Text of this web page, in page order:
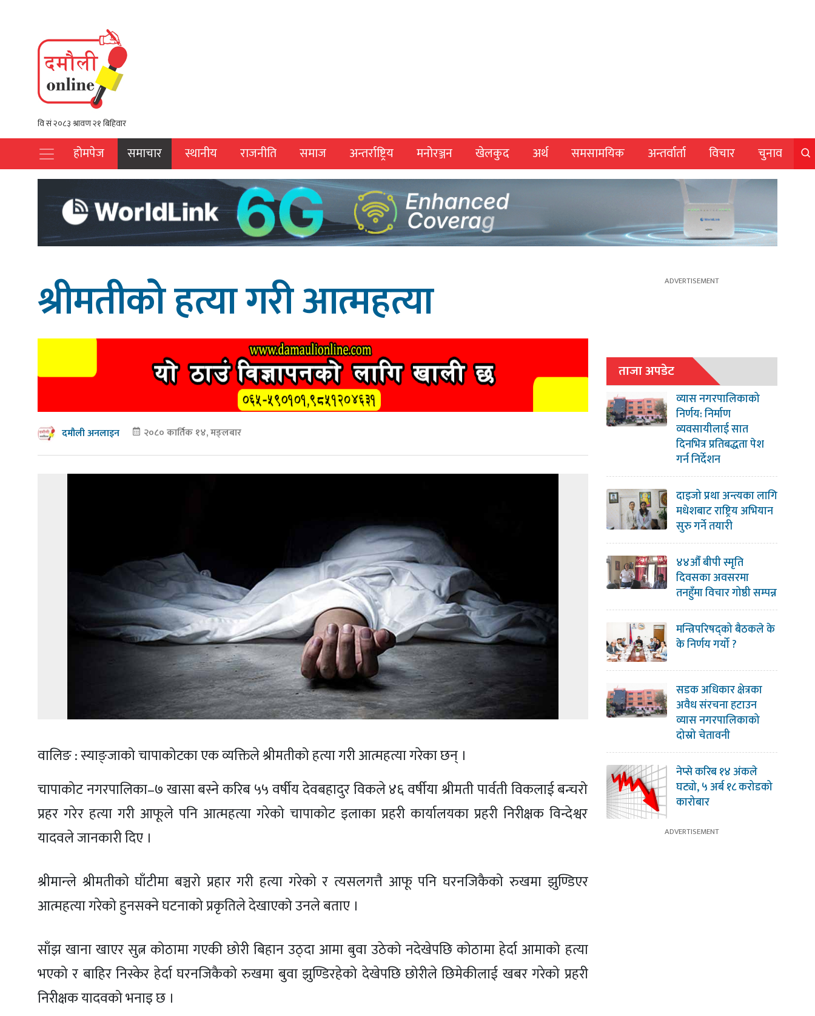
होमपेज समाचार स्थानीय राजनीति समाज अन्तर्राष्ट्रिय मनोरञ्जन खेलकुद अर्थ समसामयिक अन्तर्वार्ता विचार चुनाव
श्रीमतीको हत्या गरी आत्महत्या
दमौली अनलाइन २०८० कार्तिक १४, मङ्लबार
वालिङ : स्याङ्जाको चापाकोटका एक व्यक्तिले श्रीमतीको हत्या गरी आत्महत्या गरेका छन् ।
चापाकोट नगरपालिका–७ खासा बस्ने करिब ५५ वर्षीय देवबहादुर विकले ४६ वर्षीया श्रीमती पार्वती विकलाई बन्चरो
प्रहर गरेर हत्या गरी आफूले पनि आत्महत्या गरेको चापाकोट इलाका प्रहरी कार्यालयका प्रहरी निरीक्षक विन्देश्वर
यादवले जानकारी दिए ।
श्रीमान्ले श्रीमतीको घाँटीमा बञ्चरो प्रहार गरी हत्या गरेको र त्यसलगत्तै आफू पनि घरनजिकैको रुखमा झुण्डिएर
आत्महत्या गरेको हुनसक्ने घटनाको प्रकृतिले देखाएको उनले बताए ।
साँझ खाना खाएर सुत्न कोठामा गएकी छोरी बिहान उठ्दा आमा बुवा उठेको नदेखेपछि कोठामा हेर्दा आमाको हत्या
भएको र बाहिर निस्केर हेर्दा घरनजिकैको रुखमा बुवा झुण्डिरहेको देखेपछि छोरीले छिमेकीलाई खबर गरेको प्रहरी
निरीक्षक यादवको भनाइ छ ।
ताजा अपडेट
व्यास नगरपालिकाको
निर्णय: निर्माण
व्यवसायीलाई सात
दिनभित्र प्रतिबद्धता पेश
गर्न निर्देशन
दाइजो प्रथा अन्त्यका लागि
मधेशबाट राष्ट्रिय अभियान
सुरु गर्ने तयारी
४४औँ बीपी स्मृति
दिवसका अवसरमा
तनहुँमा विचार गोष्ठी सम्पन्न
मन्त्रिपरिषद्को बैठकले के
के निर्णय गर्यो ?
सडक अधिकार क्षेत्रका
अवैध संरचना हटाउन
व्यास नगरपालिकाको
दोस्रो चेतावनी
नेप्से करिब १४ अंकले
घट्यो, ५ अर्ब १८ करोडको
कारोबार